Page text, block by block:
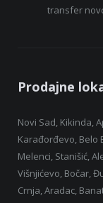
transfer
Prodajne
Novi Sad, Kikinda,
Karađorđevo, Belo
Melenci, Stanišić,
Višnjićevo, Bočar,
Crnja, Aradac,